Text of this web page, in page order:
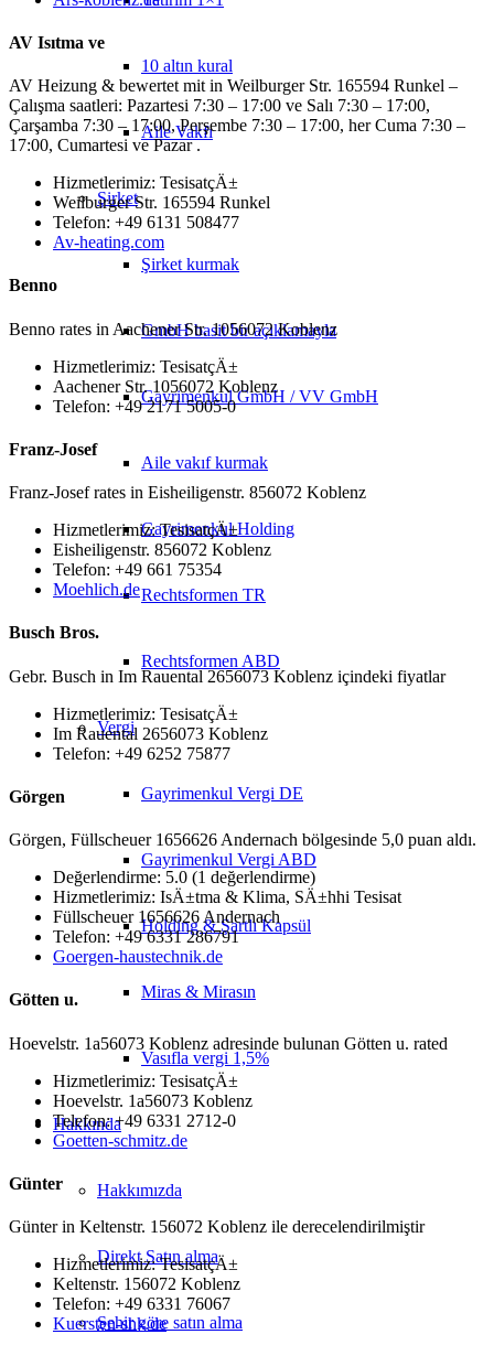
10 altın kural
Aile Vakfı
Şirket
Şirket kurmak
GmbH basit bir açıklamayla
Gayrimenkul GmbH / VV GmbH
Aile vakıf kurmak
Gayrimenkul Holding
Rechtsformen TR
Rechtsformen ABD
Vergi
Gayrimenkul Vergi DE
Gayrimenkul Vergi ABD
Holding & Şartlı Kapsül
Miras & Mirasın
Vasıfla vergi 1,5%
Hakkında
Hakkımızda
Direkt Satın alma
Şehir göre satın alma
AV Isıtma ve
AV Heizung & bewertet mit in Weilburger Str. 165594 Runkel –
Çalışma saatleri: Pazartesi 7:30 – 17:00 ve Salı 7:30 – 17:00,
Çarşamba 7:30 – 17:00, Perşembe 7:30 – 17:00, her Cuma 7:30 –
17:00, Cumartesi ve Pazar .
Hizmetlerimiz: TesisatçÄ±
Weilburger Str. 165594 Runkel
Telefon: +49 6131 508477
Av-heating.com
Benno
Benno rates in Aachener Str. 1056072 Koblenz
Hizmetlerimiz: TesisatçÄ±
Aachener Str. 1056072 Koblenz
Telefon: +49 2171 5005-0
Franz-Josef
Franz-Josef rates in Eisheiligenstr. 856072 Koblenz
Hizmetlerimiz: TesisatçÄ±
Eisheiligenstr. 856072 Koblenz
Telefon: +49 661 75354
Moehlich.de
Busch Bros.
Gebr. Busch in Im Rauental 2656073 Koblenz içindeki fiyatlar
Hizmetlerimiz: TesisatçÄ±
Im Rauental 2656073 Koblenz
Telefon: +49 6252 75877
Görgen
Görgen, Füllscheuer 1656626 Andernach bölgesinde 5,0 puan aldı.
Değerlendirme: 5.0 (1 değerlendirme)
Hizmetlerimiz: IsÄ±tma & Klima, SÄ±hhi Tesisat
Füllscheuer 1656626 Andernach
Telefon: +49 6331 286791
Goergen-haustechnik.de
Götten u.
Hoevelstr. 1a56073 Koblenz adresinde bulunan Götten u. rated
Hizmetlerimiz: TesisatçÄ±
Hoevelstr. 1a56073 Koblenz
Telefon: +49 6331 2712-0
Goetten-schmitz.de
Günter
Günter in Keltenstr. 156072 Koblenz ile derecelendirilmiştir
Hizmetlerimiz: TesisatçÄ±
Keltenstr. 156072 Koblenz
Telefon: +49 6331 76067
Kuersten-shk.de